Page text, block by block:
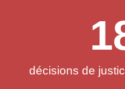
décisions de